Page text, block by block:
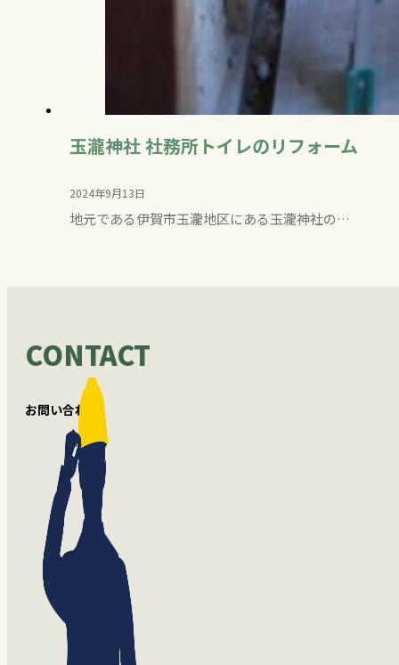
玉瀧神社 社務所トイレのリフォーム
2024年9月13日
地元である伊賀市玉瀧地区にある玉瀧神社の…
CONTACT
お問い合わせ